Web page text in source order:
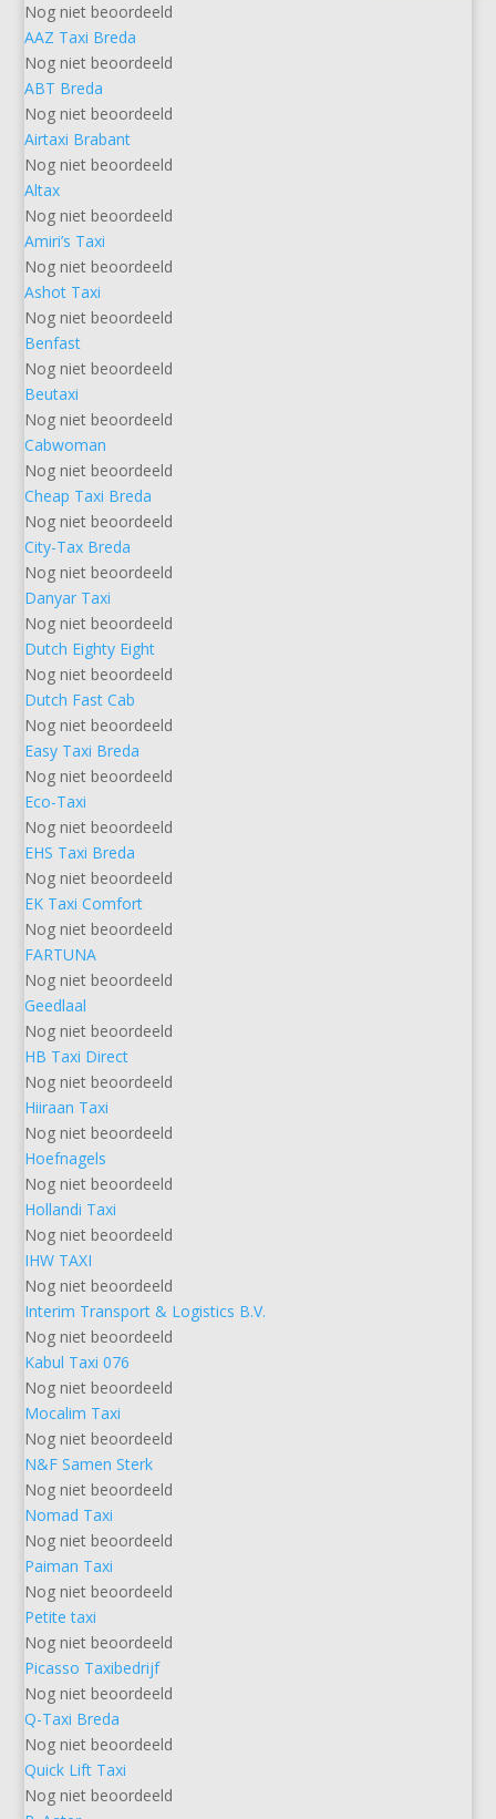
Nog niet beoordeeld
AAZ Taxi Breda
Nog niet beoordeeld
ABT Breda
Nog niet beoordeeld
Airtaxi Brabant
Nog niet beoordeeld
Altax
Nog niet beoordeeld
Amiri’s Taxi
Nog niet beoordeeld
Ashot Taxi
Nog niet beoordeeld
Benfast
Nog niet beoordeeld
Beutaxi
Nog niet beoordeeld
Cabwoman
Nog niet beoordeeld
Cheap Taxi Breda
Nog niet beoordeeld
City-Tax Breda
Nog niet beoordeeld
Danyar Taxi
Nog niet beoordeeld
Dutch Eighty Eight
Nog niet beoordeeld
Dutch Fast Cab
Nog niet beoordeeld
Easy Taxi Breda
Nog niet beoordeeld
Eco-Taxi
Nog niet beoordeeld
EHS Taxi Breda
Nog niet beoordeeld
EK Taxi Comfort
Nog niet beoordeeld
FARTUNA
Nog niet beoordeeld
Geedlaal
Nog niet beoordeeld
HB Taxi Direct
Nog niet beoordeeld
Hiiraan Taxi
Nog niet beoordeeld
Hoefnagels
Nog niet beoordeeld
Hollandi Taxi
Nog niet beoordeeld
IHW TAXI
Nog niet beoordeeld
Interim Transport & Logistics B.V.
Nog niet beoordeeld
Kabul Taxi 076
Nog niet beoordeeld
Mocalim Taxi
Nog niet beoordeeld
N&F Samen Sterk
Nog niet beoordeeld
Nomad Taxi
Nog niet beoordeeld
Paiman Taxi
Nog niet beoordeeld
Petite taxi
Nog niet beoordeeld
Picasso Taxibedrijf
Nog niet beoordeeld
Q-Taxi Breda
Nog niet beoordeeld
Quick Lift Taxi
Nog niet beoordeeld